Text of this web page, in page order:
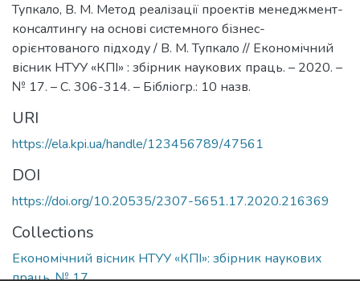
Тупкало, В. М. Метод реалізації проектів менеджмент-
консалтингу на основі системного бізнес-
орієнтованого підходу / В. М. Тупкало // Економічний
вісник НТУУ «КПІ» : збірник наукових праць. – 2020. –
№ 17. – С. 306-314. – Бібліогр.: 10 назв.
URI
https://ela.kpi.ua/handle/123456789/47561
DOI
https://doi.org/10.20535/2307-5651.17.2020.216369
Collections
Економічний вісник НТУУ «КПІ»: збірник наукових